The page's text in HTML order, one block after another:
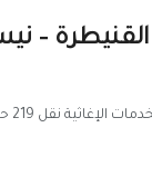
–